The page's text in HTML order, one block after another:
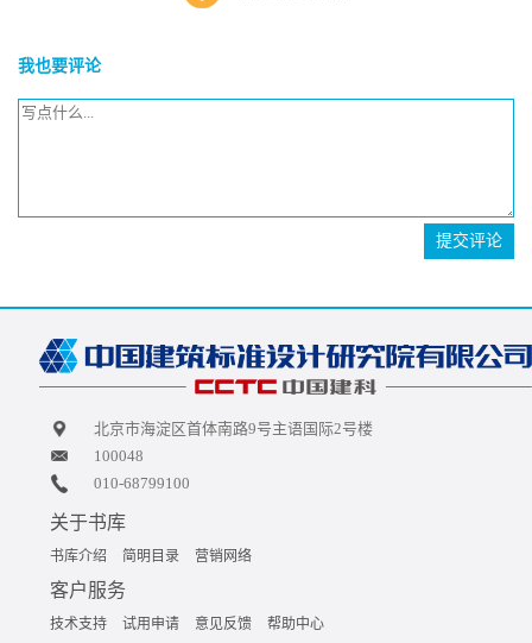
我也要评论
提交评论
北京市海淀区首体南路9号主语国际2号楼
100048
010-68799100
关于书库
书库介绍 简明目录 营销网络
客户服务
技术支持 试用申请 意见反馈 帮助中心